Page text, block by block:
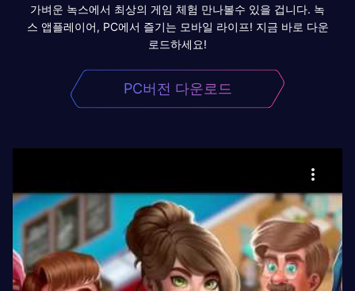
가벼운 녹스에서 최상의 게임 체험 만나볼수 있을 겁니다. 녹
스 앱플레이어, PC에서 즐기는 모바일 라이프! 지금 바로 다운
로드하세요!
PC버전 다운로드